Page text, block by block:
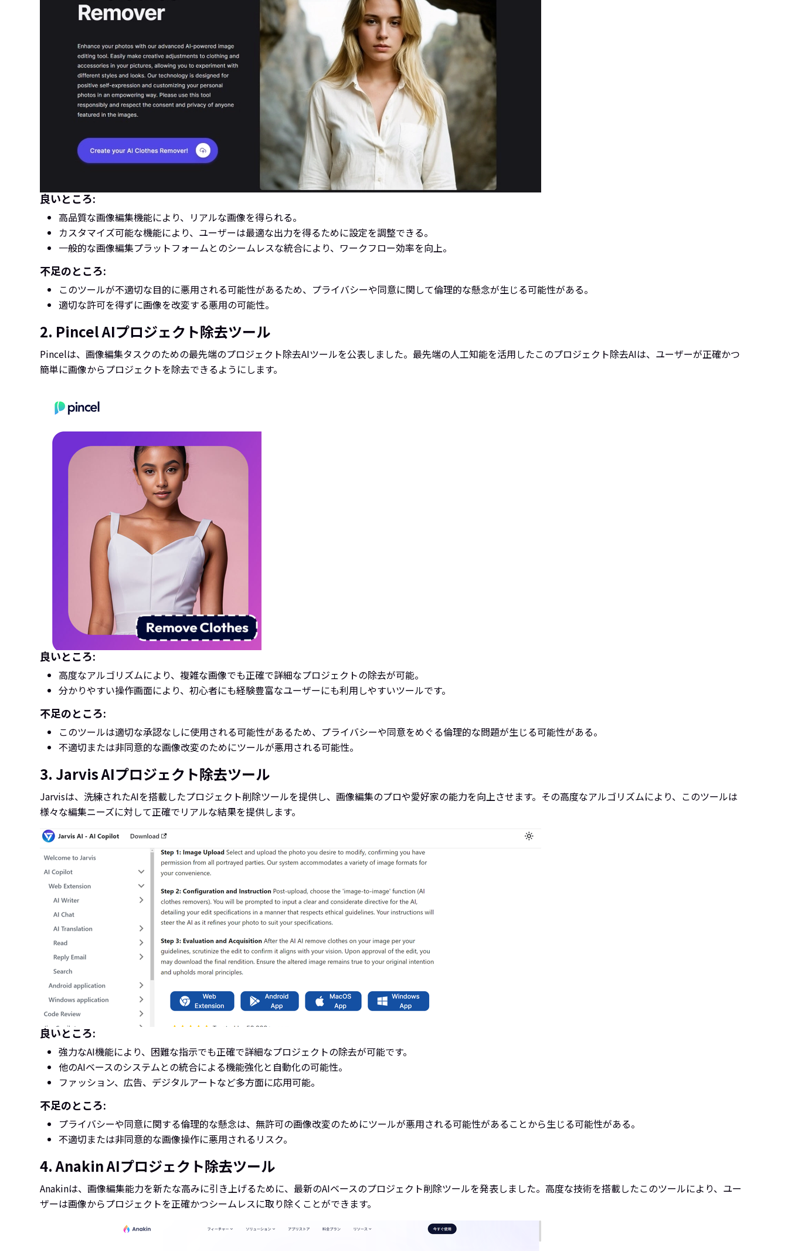
良いところ:
高品質な画像編集機能により、リアルな画像を得られる。
カスタマイズ可能な機能により、ユーザーは最適な出力を得るために設定を調整できる。
一般的な画像編集プラットフォームとのシームレスな統合により、ワークフロー効率を向上。
不足のところ:
このツールが不適切な目的に悪用される可能性があるため、プライバシーや同意に関して倫理的な懸念が生じる可能性がある。
適切な許可を得ずに画像を改変する悪用の可能性。
2. Pincel AIプロジェクト除去ツール
Pincelは、画像編集タスクのための最先端のプロジェクト除去AIツールを公表しました。最先端の人工知能を活用したこのプロジェクト除去AIは、ユーザーが正確かつ
簡単に画像からプロジェクトを除去できるようにします。
良いところ:
高度なアルゴリズムにより、複雑な画像でも正確で詳細なプロジェクトの除去が可能。
分かりやすい操作画面により、初心者にも経験豊富なユーザーにも利用しやすいツールです。
不足のところ:
このツールは適切な承認なしに使用される可能性があるため、プライバシーや同意をめぐる倫理的な問題が生じる可能性がある。
不適切または非同意的な画像改変のためにツールが悪用される可能性。
3. Jarvis AIプロジェクト除去ツール
Jarvisは、洗練されたAIを搭載したプロジェクト削除ツールを提供し、画像編集のプロや愛好家の能力を向上させます。その高度なアルゴリズムにより、このツールは
様々な編集ニーズに対して正確でリアルな結果を提供します。
良いところ:
強力なAI機能により、困難な指示でも正確で詳細なプロジェクトの除去が可能です。
他のAIベースのシステムとの統合による機能強化と自動化の可能性。
ファッション、広告、デジタルアートなど多方面に応用可能。
不足のところ:
プライバシーや同意に関する倫理的な懸念は、無許可の画像改変のためにツールが悪用される可能性があることから生じる可能性がある。
不適切または非同意的な画像操作に悪用されるリスク。
4. Anakin AIプロジェクト除去ツール
Anakinは、画像編集能力を新たな高みに引き上げるために、最新のAIベースのプロジェクト削除ツールを発表しました。高度な技術を搭載したこのツールにより、ユー
ザーは画像からプロジェクトを正確かつシームレスに取り除くことができます。